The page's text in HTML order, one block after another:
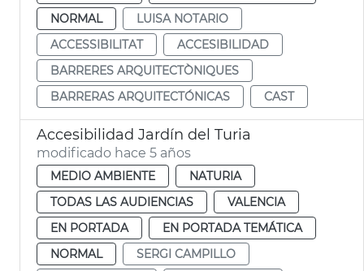
NORMAL
LUISA NOTARIO
ACCESSIBILITAT
ACCESIBILIDAD
BARRERES ARQUITECTÒNIQUES
BARRERAS ARQUITECTÓNICAS
CAST
Accesibilidad Jardín del Turia
modificado hace 5 años
MEDIO AMBIENTE
NATURIA
TODAS LAS AUDIENCIAS
VALENCIA
EN PORTADA
EN PORTADA TEMÁTICA
NORMAL
SERGI CAMPILLO